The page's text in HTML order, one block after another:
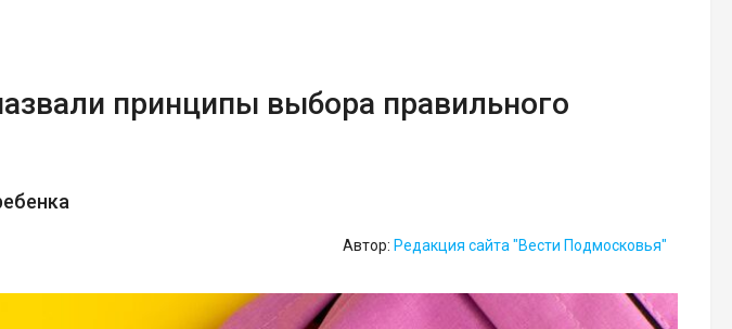
принципы выбора правильного
Автор: Редакция сайта "Вести Подмосковья"